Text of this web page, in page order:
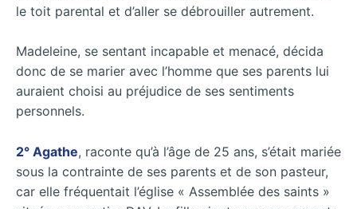
le toit parental et d’aller se débrouiller autrement.
Madeleine, se sentant incapable et menacé, décida
donc de se marier avec l’homme que ses parents lui
auraient choisi au préjudice de ses sentiments
personnels.
2° Agathe, raconte qu’à l’âge de 25 ans, s’était mariée
sous la contrainte de ses parents et de son pasteur,
car elle fréquentait l’église « Assemblée des saints »